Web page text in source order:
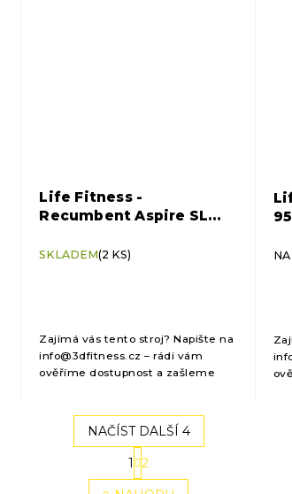
Life Fitness -
Recumbent Aspire SL
SKLADEM(2 KS)
Zajímá vás tento stroj? Napište na
info@3dfitness.cz – rádi vám
ověříme dostupnost a zašleme
O
v
NAČÍST DALŠÍ 4
S
t
r
1 2